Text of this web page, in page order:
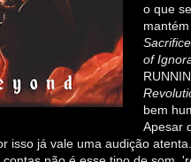
o que
Sacrifice
of
bem
Apesar
isso já vale uma audição